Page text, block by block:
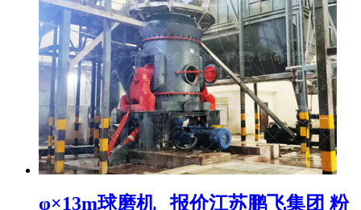
φ×13m球磨机 _报价江苏鹏飞集团 粉